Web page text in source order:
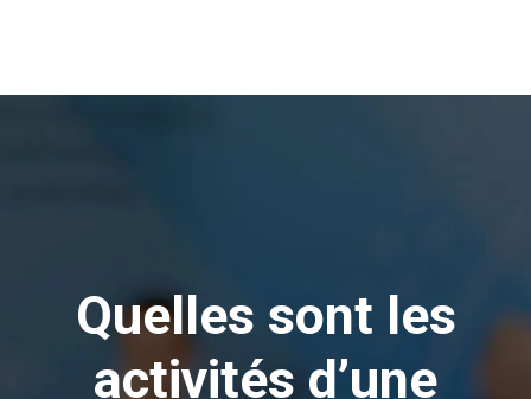
Quelles sont les
activités d’une